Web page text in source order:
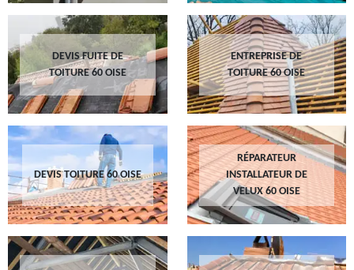
DEVIS FUITE DE
TOITURE 60 OISE
ENTREPRISE DE
TOITURE 60 OISE
DEVIS TOITURE 60 OISE
RÉPARATEUR
INSTALLATEUR DE
VELUX 60 OISE